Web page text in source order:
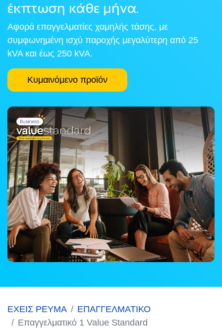
έκπτωση κάθε μήνα.
Αφορά επαγγελματίες χαμηλής τάσης, με
συμφωνημένη ισχύ παροχής μεγαλύτερη από 25
kVA και έως 250 kVA.
Κυμαινόμενο προϊόν
ΕΧΕΙΣ ΡΕΥΜΑ
ΕΠΑΓΓΕΛΜΑΤΙΚΟ
Επαγγελματικό 1 Value Standard